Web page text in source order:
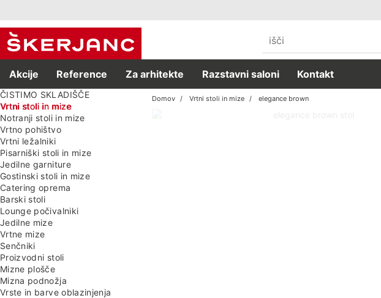
Akcije Reference Za arhitekte Razstavni saloni Kontakt
ČISTIMO SKLADIŠČE
Vrtni stoli in mize
Notranji stoli in mize
Vrtno pohištvo
Vrtni ležalniki
Pisarniški stoli in mize
Jedilne garniture
Gostinski stoli in mize
Catering oprema
Barski stoli
Lounge počivalniki
Jedilne mize
Vrtne mize
Senčniki
Proizvodni stoli
Mizne plošče
Mizna podnožja
Vrste in barve oblazinjenja
Domov Vrtni stoli in mize elegance brown